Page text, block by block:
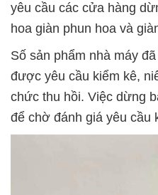
yêu cầu các cửa hàng
hoa giàn phun hoa và
Số sản phẩm nhà máy
được yêu cầu kiểm kê,
chức thu hồi. Việc dừng
để chờ đánh giá yêu cầu